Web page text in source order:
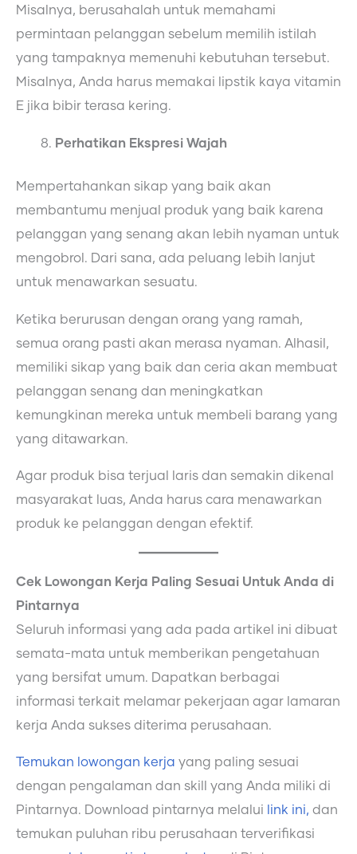
Misalnya, berusahalah untuk memahami
permintaan pelanggan sebelum memilih istilah
yang tampaknya memenuhi kebutuhan tersebut.
Misalnya, Anda harus memakai lipstik kaya vitamin
E jika bibir terasa kering.
Perhatikan Ekspresi Wajah
Mempertahankan sikap yang baik akan
membantumu menjual produk yang baik karena
pelanggan yang senang akan lebih nyaman untuk
mengobrol. Dari sana, ada peluang lebih lanjut
untuk menawarkan sesuatu.
Ketika berurusan dengan orang yang ramah,
semua orang pasti akan merasa nyaman. Alhasil,
memiliki sikap yang baik dan ceria akan membuat
pelanggan senang dan meningkatkan
kemungkinan mereka untuk membeli barang yang
yang ditawarkan.
Agar produk bisa terjual laris dan semakin dikenal
masyarakat luas, Anda harus cara menawarkan
produk ke pelanggan dengan efektif.
Cek Lowongan Kerja Paling Sesuai Untuk Anda di
Pintarnya
Seluruh informasi yang ada pada artikel ini dibuat
semata-mata untuk memberikan pengetahuan
yang bersifat umum. Dapatkan berbagai
informasi terkait melamar pekerjaan agar lamaran
kerja Anda sukses diterima perusahaan.
Temukan lowongan kerja yang paling sesuai
dengan pengalaman dan skill yang Anda miliki di
Pintarnya. Download pintarnya melalui
link ini, dan
temukan puluhan ribu perusahaan terverifikasi